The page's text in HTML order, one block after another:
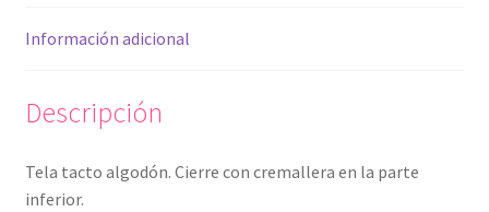
Información adicional
Descripción
Tela tacto algodón. Cierre con cremallera en la parte
inferior.